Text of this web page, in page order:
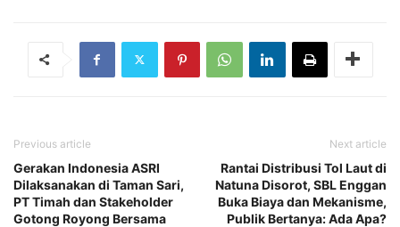
Previous article
Gerakan Indonesia ASRI
Dilaksanakan di Taman Sari,
PT Timah dan Stakeholder
Gotong Royong Bersama
Next article
Rantai Distribusi Tol Laut di
Natuna Disorot, SBL Enggan
Buka Biaya dan Mekanisme,
Publik Bertanya: Ada Apa?